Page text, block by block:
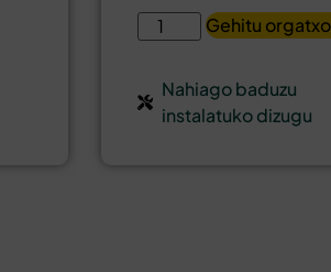
Gehitu
Nahiago baduzu
instalatuko dizugu